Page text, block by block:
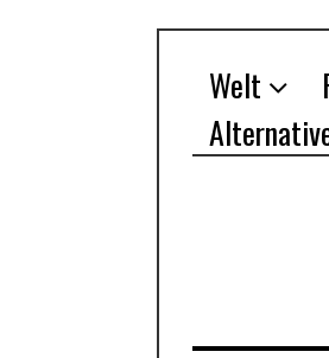
Welt